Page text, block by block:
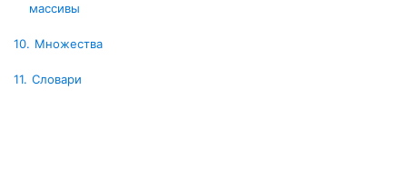
массивы
10. Множества
11. Словари